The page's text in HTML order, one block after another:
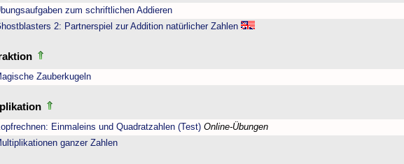
zum schriftlichen Addieren
2: Partnerspiel zur Addition natürlicher Zahlen
Zauberkugeln
Einmaleins und Quadratzahlen (Test) Online-Übungen
ganzer Zahlen